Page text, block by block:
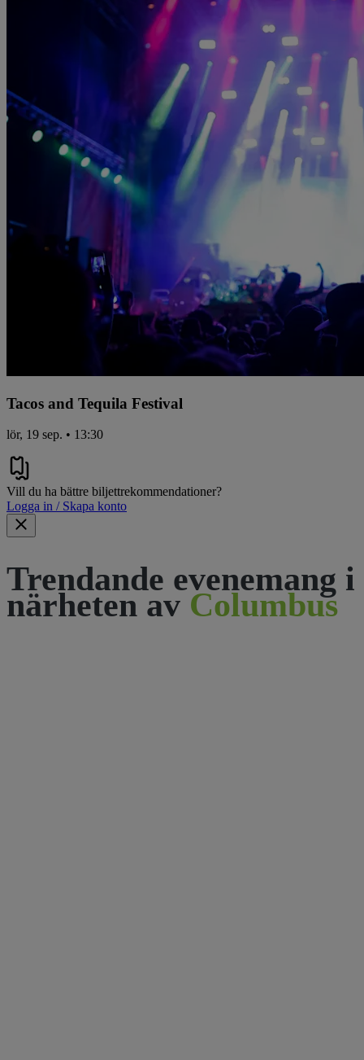
Tacos and Tequila Festival
lör, 19 sep. • 13:30
Vill du ha bättre biljettrekommendationer?
Logga in / Skapa konto
Trendande evenemang i
närheten av Columbus